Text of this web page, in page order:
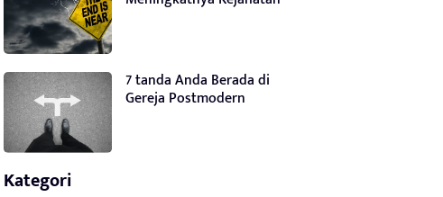
7 tanda Anda Berada di
Gereja Postmodern
Kategori